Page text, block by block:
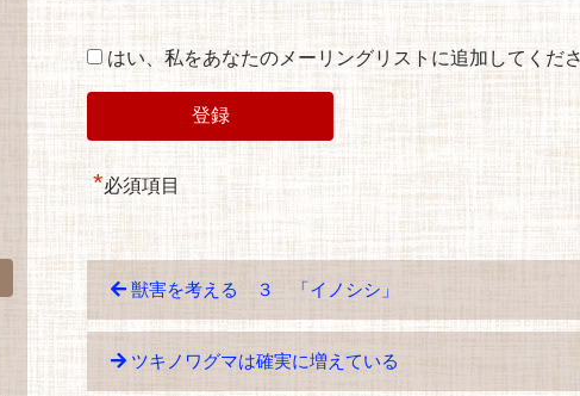
はい、私をあなたのメーリングリストに追加してくだ
*必須項目
獣害を考える ３ 「イノシシ」
ツキノワグマは確実に増えている